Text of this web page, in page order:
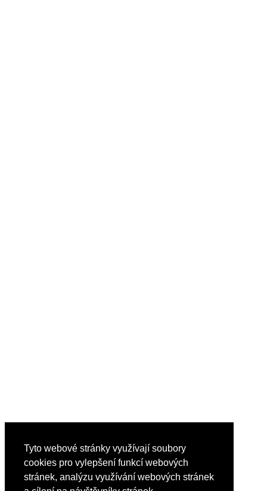
Tyto webové stránky využívají soubory
cookies pro vylepšení funkcí webových
stránek, analýzu využívání webových stránek